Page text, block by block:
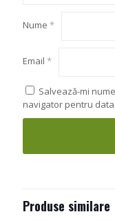
Nume *
Email *
Salvează-mi
navigator pentru
Produse similare